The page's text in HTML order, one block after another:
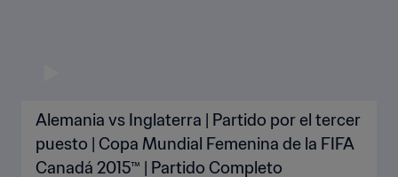
Alemania vs Inglaterra | Partido por el tercer
puesto | Copa Mundial Femenina de la FIFA
Canadá 2015™ | Partido Completo